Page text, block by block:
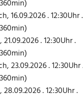
16.09.2026 . 12:30Uhr .
. 12:30Uhr .
23.09.2026 . 12:30Uhr
. 12:30Uhr .